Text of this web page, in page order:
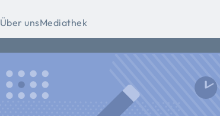
Über unsMediathek